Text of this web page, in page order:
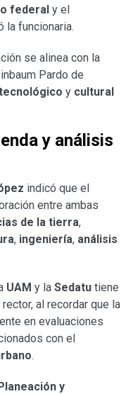
federal y el
la funcionaria.
se alinea con la
Pardo de
y cultural
y análisis
indicó que el
entre ambas
de la tierra,
, ingeniería, análisis
UAM y la Sedatu tiene
al recordar que la
en evaluaciones
con el
.
y